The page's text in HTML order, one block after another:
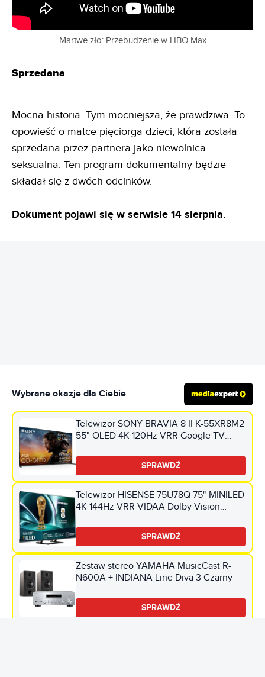
Martwe zło: Przebudzenie w HBO Max
Sprzedana
Mocna historia. Tym mocniejsza, że prawdziwa. To
opowieść o matce pięciorga dzieci, która została
sprzedana przez partnera jako niewolnica
seksualna. Ten program dokumentalny będzie
składał się z dwóch odcinków.
Dokument pojawi się w serwisie 14 sierpnia.
Wybrane okazje dla Ciebie
Telewizor SONY BRAVIA 8 II K-55XR8M2
55" OLED 4K 120Hz VRR Google TV
SPRAWDŹ
Telewizor HISENSE 75U78Q 75" MINILED
4K 144Hz VRR VIDAA Dolby Vision
SPRAWDŹ
Zestaw stereo YAMAHA MusicCast R-
N600A + INDIANA Line Diva 3 Czarny
SPRAWDŹ